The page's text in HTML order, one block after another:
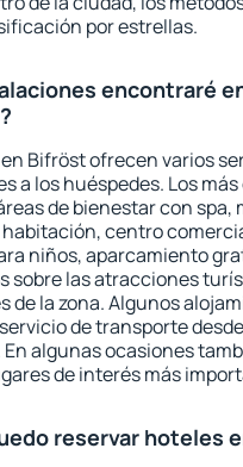
por estrellas.
encontraré
Bifröst ofrecen varios
a los huéspedes. Los
de bienestar con spa,
centro
niños, aparcamiento
sobre las atracciones
de la zona. Algunos
de transporte
algunas ocasiones
de interés más
reservar hoteles